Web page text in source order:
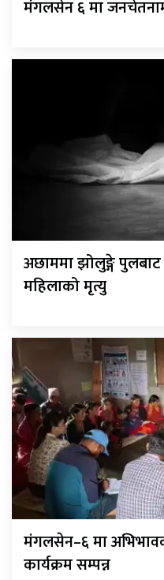
मंगलसेन ६ मा
अछाममा झोलुङ्गे पुलबाट
महिलाको मृत्यु
मंगलसेन–६ मा
कार्यक्रम सम्पन्न